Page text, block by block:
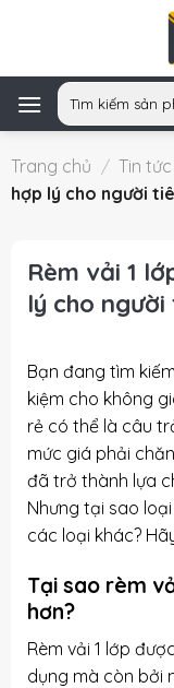
Tìm
kiếm:
Trang chủ / Tin tức
hợp lý cho người
Rèm vải 1
lý cho người
Bạn đang tìm
kiệm cho không
rẻ có thể là câu
mức giá phải
đã trở thành lựa
Nhưng tại sao
các loại khác?
Tại sao rèm
hơn?
Rèm vải 1 lớp
dụng mà còn bởi